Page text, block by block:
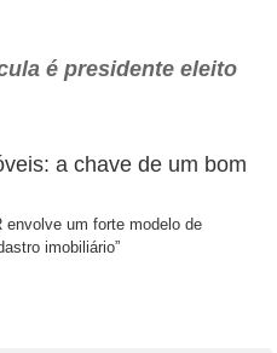
é presidente eleito
envolve um forte modelo de
imobiliário”